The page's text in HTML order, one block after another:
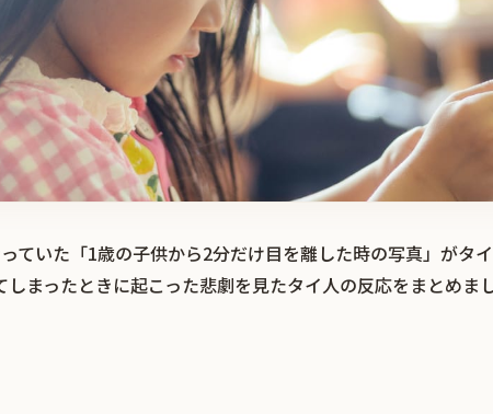
ていた「1歳の子供から2分だけ目を離した時の写真」がタ
しまったときに起こった悲劇を見たタイ人の反応をまとめま